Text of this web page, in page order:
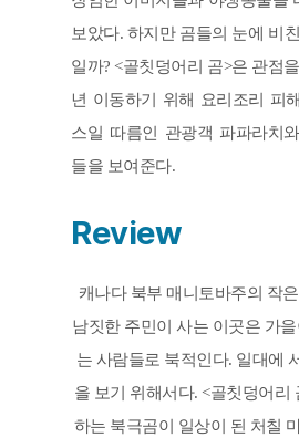
보았다. 하지만 곰들의 눈에 비
일까? <골칫덩어리 곰>은 관점
년 이동하기 위해 요리조리 피
스일 따름인 관광객 파파라치
들을 보여준다.
Review
캐나다 북부 매니토바주의 작
남짓한 주민이 사는 이곳은 가
는 사람들로 북적인다. 일대에
을 보기 위해서다. <골칫덩어리
하는 북극곰이 일상이 된 처칠